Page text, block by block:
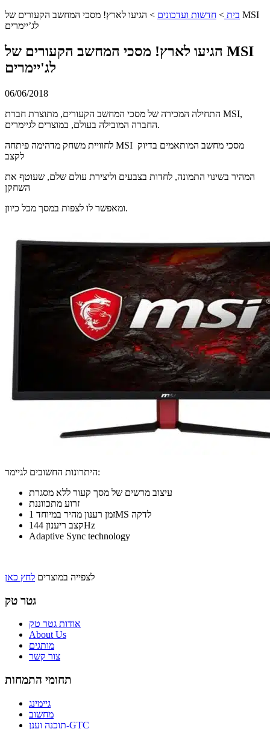
בית > חדשות ועדכונים > הגיעו לארץ! מסכי המחשב הקעורים של MSI
לג’יימרים
הגיעו לארץ! מסכי המחשב הקעורים של MSI
לג'יימרים
06/06/2018
התחילה המכירה של מסכי המחשב הקעורים, מתוצרת חברת MSI,
החברה המובילה בעולם, במוצרים לגיימרים.
לחוויית משחק מדהימה פיתחה MSI מסכי מחשב המותאמים בדיוק
לקצב
המהיר בשינוי התמונה, לחדות בצבעים וליצירת עולם שלם, שעוטף את
השחקן
ומאפשר לו לצפות במסך מכל כיוון.
היתרונות החשובים לגיימר:
עיצוב מרשים של מסך קעור ללא מסגרת
זרוע מתכווננת
זמן רענון מהיר במיוחד 1MS לדקה
קצב ריענון 144Hz
Adaptive Sync technology
לצפייה במוצרים לחץ כאן
גטר טק
אודות גטר טק
About Us
מותגים
צור קשר
תחומי התמחות
גיימינג
מחשוב
תוכנה וענן-GTC